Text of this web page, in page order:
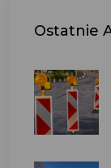
Ostatnie